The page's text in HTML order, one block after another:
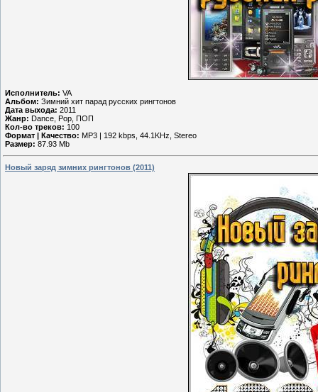
Исполнитель: VA
Альбом: Зимний хит парад русских рингтонов
Дата выхода: 2011
Жанр: Dance, Pop, ПОП
Кол-во треков: 100
Формат | Качество: MP3 | 192 kbps, 44.1KHz, Stereo
Размер: 87.93 Mb
Новый заряд зимних рингтонов (2011)